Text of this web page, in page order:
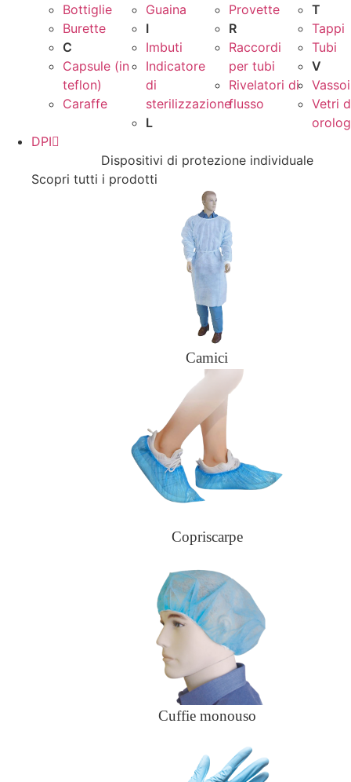
Bottiglie
Burette
C
Capsule (in
teflon)
Caraffe
Guaina
I
Imbuti
Indicatore
di
sterilizzazione
L
Provette
R
Raccordi
per tubi
Rivelatori di
flusso
T
Tappi
Tubi
V
Vassoi
Vetri
DPI
Dispositivi di protezione individuale
Scopri tutti i prodotti
Camici
Copriscarpe
Cuffie monouso